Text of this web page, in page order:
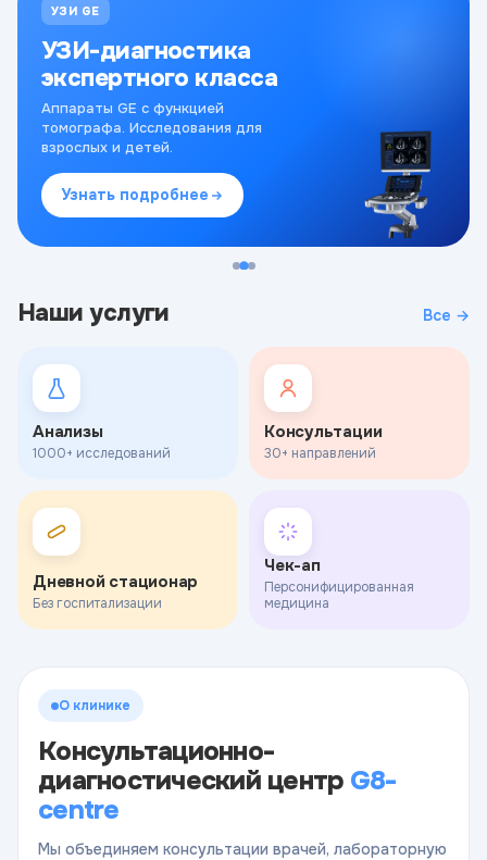
УЗИ GE
УЗИ-диагностика
экспертного класса
Аппараты GE с функцией
томографа. Исследования для
взрослых и детей.
Узнать подробнее
Наши услуги Все →
Анализы
1000+ исследований
Консультации
30+ направлений
Дневной стационар
Без госпитализации
Чек-ап
Персонифицированная
медицина
О клинике
Консультационно-
диагностический центр G8-
centre
Мы объединяем консультации врачей, лабораторную